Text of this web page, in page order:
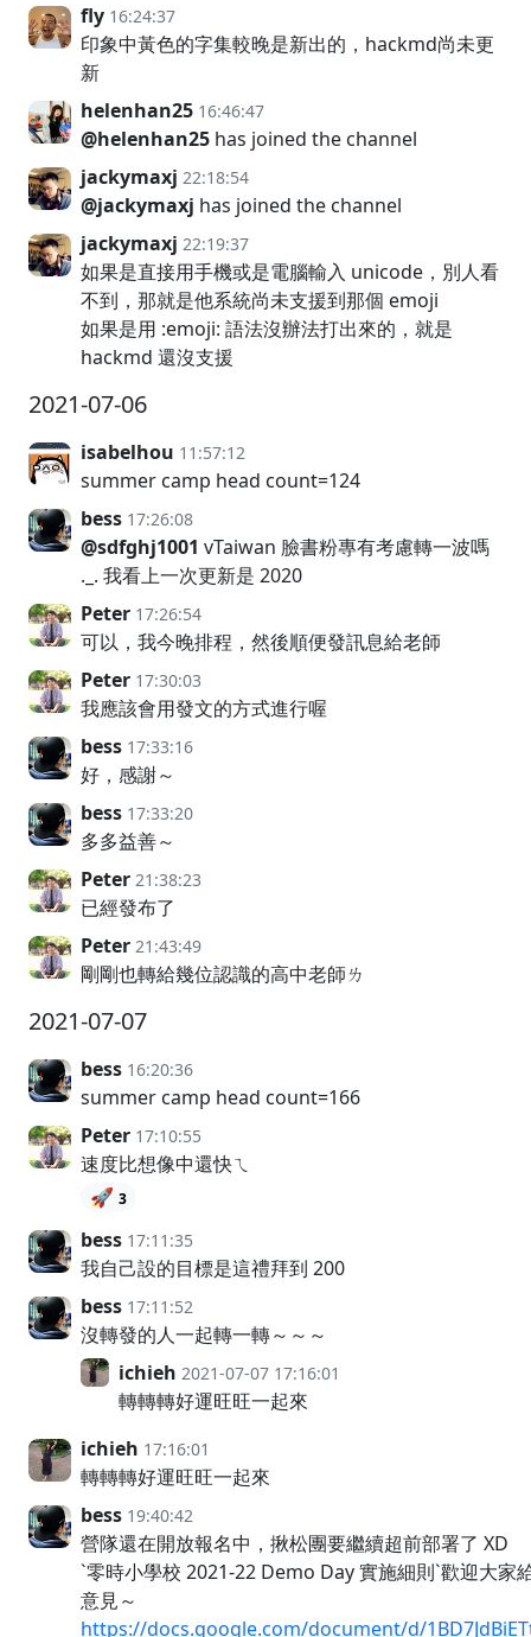
fly 16:24:37
印象中黃色的字集較晚是新出的，hackmd尚未更
新
helenhan25 16:46:47
@helenhan25 has joined the channel
jackymaxj 22:18:54
@jackymaxj has joined the channel
jackymaxj 22:19:37
如果是直接用手機或是電腦輸入 unicode，別人看
不到，那就是他系統尚未支援到那個 emoji
如果是用 :emoji: 語法沒辦法打出來的，就是
hackmd 還沒支援
2021-07-06
isabelhou 11:57:12
summer camp head count=124
bess 17:26:08
@sdfghj1001 vTaiwan 臉書粉專有考慮轉一波嗎
._. 我看上一次更新是 2020
Peter 17:26:54
可以，我今晚排程，然後順便發訊息給老師
Peter 17:30:03
我應該會用發文的方式進行喔
bess 17:33:16
好，感謝～
bess 17:33:20
多多益善～
Peter 21:38:23
已經發布了
Peter 21:43:49
剛剛也轉給幾位認識的高中老師ㄌ
2021-07-07
bess 16:20:36
summer camp head count=166
Peter 17:10:55
速度比想像中還快ㄟ
🚀 3
bess 17:11:35
我自己設的目標是這禮拜到 200
bess 17:11:52
沒轉發的人一起轉一轉～～～
ichieh 2021-07-07 17:16:01
轉轉轉好運旺旺一起來
ichieh 17:16:01
轉轉轉好運旺旺一起來
bess 19:40:42
營隊還在開放報名中，揪松團要繼續超前部署了 XD
`零時小學校 2021-22 Demo Day 實施細則`歡迎大家
意見～
https://docs.google.com/document/d/